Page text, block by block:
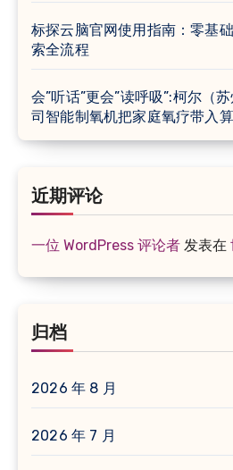
标探云脑官网使用指南：零基
索全流程
会”听话”更会”读呼吸”:柯尔（
司智能制氧机把家庭氧疗带入
近期评论
一位 WordPress 评论者 发表在
归档
2026 年 8 月
2026 年 7 月